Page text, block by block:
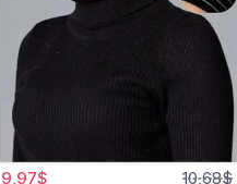
9,97$ 10,68$